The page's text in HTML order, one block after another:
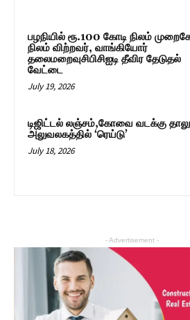
பழநியில் ரூ.100 கோடி நிலம்
நிலம் விற்றவர், வாங்கியோர்
தலைமறைவுசிபிசிஐடி தீவிர தேடுதல்
வேட்டை
July 19, 2026
டிஜிட்டல் லஞ்சம்,கோவை வடக்கு
அலுவலகத்தில் ‘ரெய்டு’
July 18, 2026
- Advertisement -